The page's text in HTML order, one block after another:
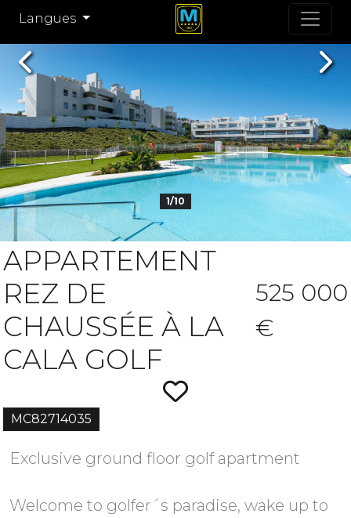
Langues
1/10
Previous
MC82714035
APPARTEMENT
REZ DE
CHAUSSÉE À LA
CALA GOLF
525 000
€
Exclusive ground floor golf apartment
Welcome to golfer´s paradise, wake up to